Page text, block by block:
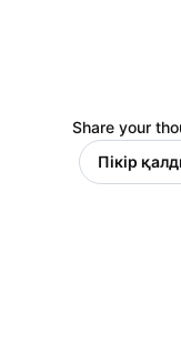
Share your
Пікір